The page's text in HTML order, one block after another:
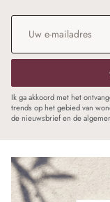
E-mailadres
Ik ga akkoord met het
trends op het gebied van
de nieuwsbrief en de